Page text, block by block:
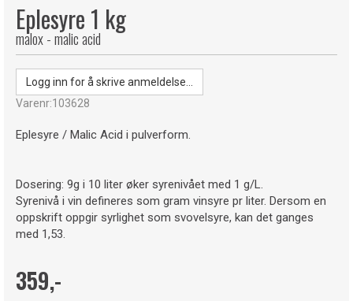
Eplesyre 1 kg
malox - malic acid
Logg inn for å skrive anmeldelse...
Varenr:103628
Eplesyre / Malic Acid i pulverform.
Dosering: 9g i 10 liter øker syrenivået med 1 g/L.
Syrenivå i vin defineres som gram vinsyre pr liter. Dersom en
oppskrift oppgir syrlighet som svovelsyre, kan det ganges
med 1,53.
359,-